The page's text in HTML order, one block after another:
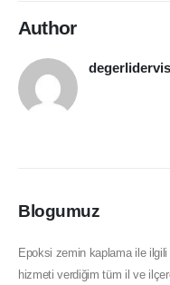
Author
Blogumuz
Epoksi zemin kaplama ile
hizmeti verdiğim tüm il ve